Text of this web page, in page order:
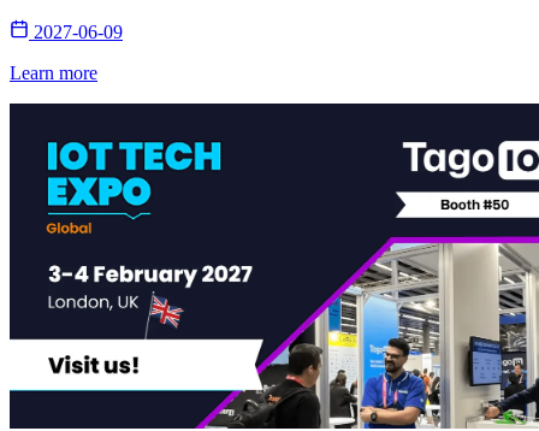
2027-06-09
Learn more